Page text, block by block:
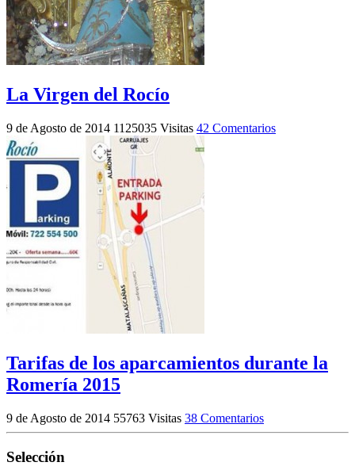
La Virgen del Rocío
9 de Agosto de 2014 1125035 Visitas 42 Comentarios
Tarifas de los aparcamientos durante la
Romería 2015
9 de Agosto de 2014 55763 Visitas 38 Comentarios
Selección